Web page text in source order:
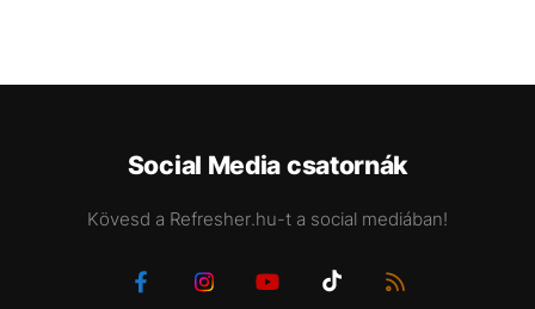
Social Media csatornák
Kövesd a Refresher.hu-t a social mediában!